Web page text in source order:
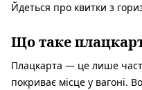
Йдеться про квитки з
Що таке
Плацкарта — це лише
покриває місце у вагоні.